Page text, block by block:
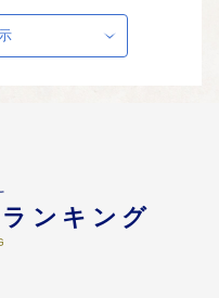
します
ンキング